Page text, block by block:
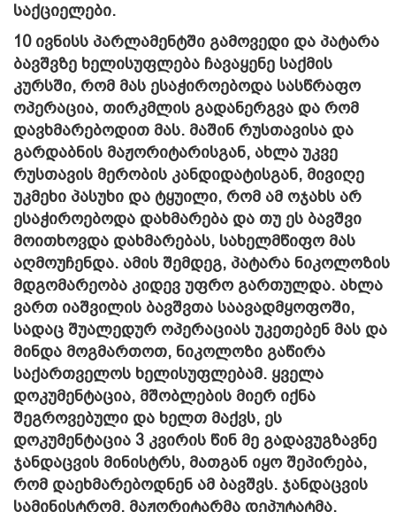
საქციელები.
10 ივნისს პარლამენტში გამოვედი და პატარა
ბავშვზე ხელისუფლება ჩავაყენე საქმის
კურსში, რომ მას ესაჭიროებოდა სასწრაფო
ოპერაცია, თირკმლის გადანერგვა და რომ
დავხმარებოდით მას. მაშინ რუსთავისა და
გარდაბნის მაჟორიტარისგან, ახლა უკვე
რუსთავის მერობის კანდიდატისგან, მივიღე
უკმეხი პასუხი და ტყუილი, რომ ამ ოჯახს არ
ესაჭიროებოდა დახმარება და თუ ეს ბავშვი
მოითხოვდა დახმარებას, სახელმწიფო მას
აღმოუჩენდა. ამის შემდეგ, პატარა ნიკოლოზის
მდგომარეობა კიდევ უფრო გართულდა. ახლა
ვართ იაშვილის ბავშვთა საავადმყოფოში,
სადაც შუალედურ ოპერაციას უკეთებენ მას და
მინდა მოგმართოთ, ნიკოლოზი გაწირა
საქართველოს ხელისუფლებამ. ყველა
დოკუმენტაცია, მშობლების მიერ იქნა
შეგროვებული და ხელთ მაქვს, ეს
დოკუმენტაცია 3 კვირის წინ მე გადავუგზავნე
ჯანდაცვის მინისტრს, მათგან იყო შეპირება,
რომ დაეხმარებოდნენ ამ ბავშვს. ჯანდაცვის
სამინისტრომ, მაჟორიტარმა დეპუტატმა,